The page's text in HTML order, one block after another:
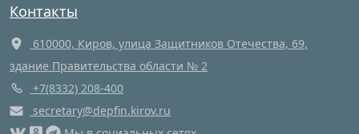
Контакты
610000, Киров, улица Защитников Отечества, 69,
здание Правительства области № 2
+7(8332) 208-400
secretary@depfin.kirov.ru